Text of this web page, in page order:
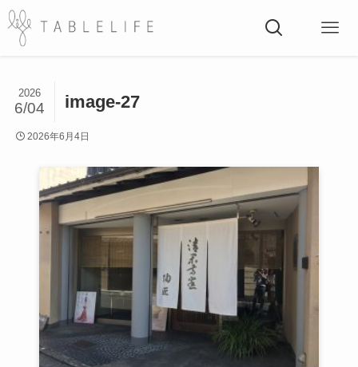
image-27
2026
6/04
2026年6月4日